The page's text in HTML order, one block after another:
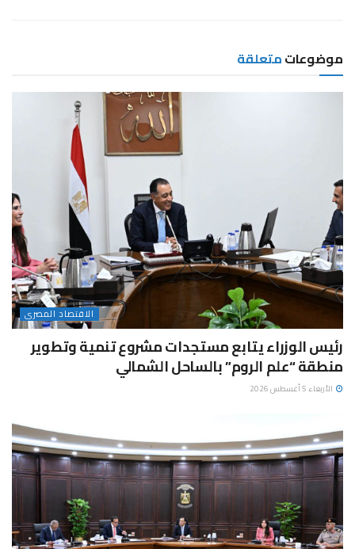
موضوعاتمتعلقة
الاقتصاد المصرى
رئيس الوزراء يتابع مستجدات مشروع تنمية وتطوير
منطقة “علم الروم” بالساحل الشمالي
الأربعاء 5 أغسطس 2026